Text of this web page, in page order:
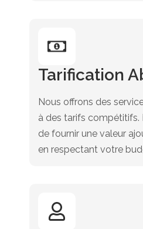
Tarification
Nous offrons des
à des tarifs
de fournir une valeur
en respectant votre